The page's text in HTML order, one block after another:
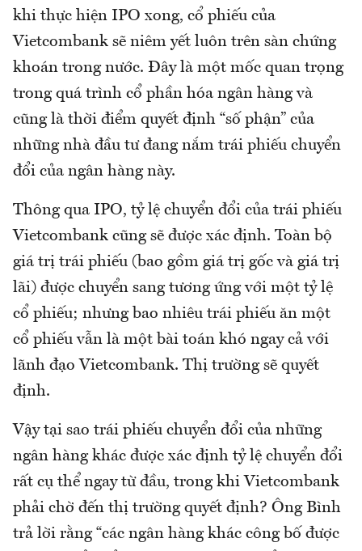
khi thực hiện IPO xong, cổ phiếu của
Vietcombank sẽ niêm yết luôn trên sàn chứng
khoán trong nước. Đây là một mốc quan trọng
trong quá trình cổ phần hóa ngân hàng và
cũng là thời điểm quyết định “số phận” của
những nhà đầu tư đang nắm trái phiếu chuyển
đổi của ngân hàng này.
Thông qua IPO, tỷ lệ chuyển đổi của trái phiếu
Vietcombank cũng sẽ được xác định. Toàn bộ
giá trị trái phiếu (bao gồm giá trị gốc và giá trị
lãi) được chuyển sang tương ứng với một tỷ lệ
cổ phiếu; nhưng bao nhiêu trái phiếu ăn một
cổ phiếu vẫn là một bài toán khó ngay cả với
lãnh đạo Vietcombank. Thị trường sẽ quyết
định.
Vậy tại sao trái phiếu chuyển đổi của những
ngân hàng khác được xác định tỷ lệ chuyển đổi
rất cụ thể ngay từ đầu, trong khi Vietcombank
phải chờ đến thị trường quyết định? Ông Bình
trả lời rằng “các ngân hàng khác công bố được